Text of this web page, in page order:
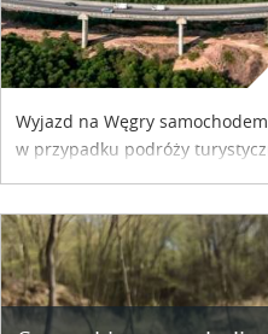
Wyjazd na Węgry
w przypadku podróży
współpracy reklamowej z